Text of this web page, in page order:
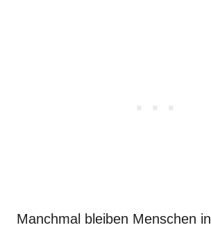
Manchmal bleiben Menschen in